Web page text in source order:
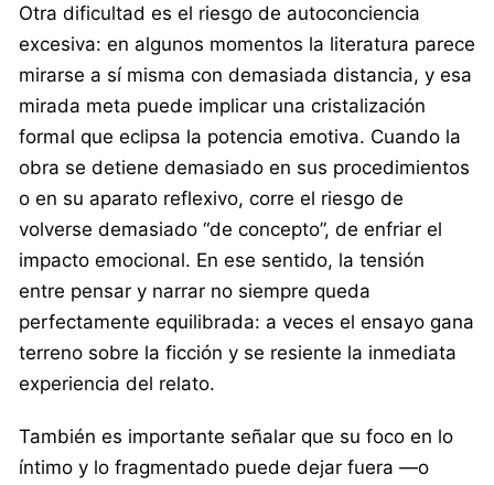
Otra dificultad es el riesgo de autoconciencia
excesiva: en algunos momentos la literatura parece
mirarse a sí misma con demasiada distancia, y esa
mirada meta puede implicar una cristalización
formal que eclipsa la potencia emotiva. Cuando la
obra se detiene demasiado en sus procedimientos
o en su aparato reflexivo, corre el riesgo de
volverse demasiado “de concepto”, de enfriar el
impacto emocional. En ese sentido, la tensión
entre pensar y narrar no siempre queda
perfectamente equilibrada: a veces el ensayo gana
terreno sobre la ficción y se resiente la inmediata
experiencia del relato.
También es importante señalar que su foco en lo
íntimo y lo fragmentado puede dejar fuera —o